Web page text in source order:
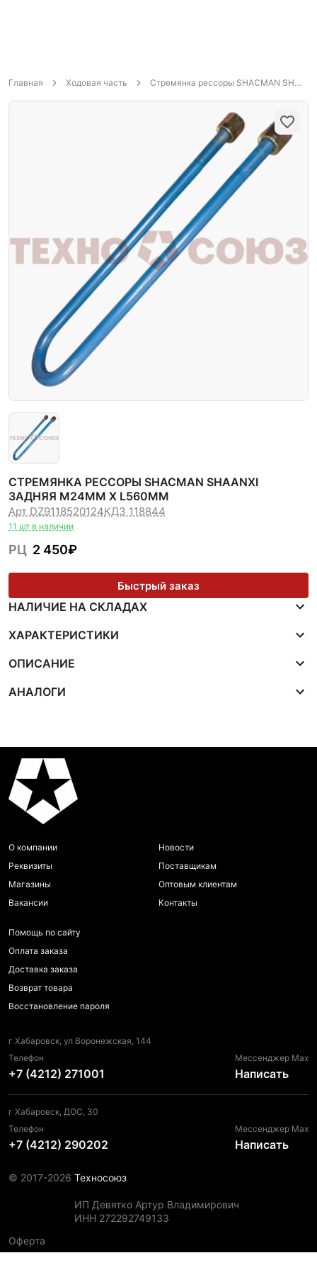
Главная Ходовая часть Стремянка рессоры SHACMAN SHAANXI задняя M24мм x L560мм
СТРЕМЯНКА РЕССОРЫ SHACMAN SHAANXI
ЗАДНЯЯ M24ММ X L560ММ
Арт DZ9118520124КДЗ 118844
11 шт в наличии
РЦ 2 450₽
Быстрый заказ
НАЛИЧИЕ НА СКЛАДАХ
ХАРАКТЕРИСТИКИ
ОПИСАНИЕ
АНАЛОГИ
О компании
Реквизиты
Магазины
Вакансии
Новости
Поставщикам
Оптовым клиентам
Контакты
Помощь по сайту
Оплата заказа
Доставка заказа
Возврат товара
Восстановление пароля
г Хабаровск, ул Воронежская, 144
Телефон
+7 (4212) 271001
Мессенджер Max
Написать
г Хабаровск, ДОС, 30
Телефон
+7 (4212) 290202
Мессенджер Max
Написать
© 2017-2026 Техносоюз
ИП Девятко Артур Владимирович
ИНН 272292749133
Оферта